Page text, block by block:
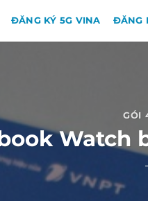
ĐĂNG KÝ 5G VINA ĐĂNG
GÓI